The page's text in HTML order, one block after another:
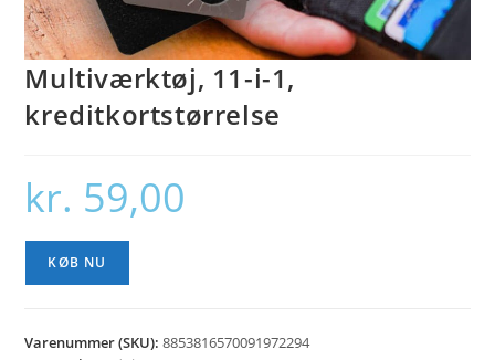
Multiværktøj, 11-i-1,
kreditkortstørrelse
kr. 59,00
KØB NU
Varenummer (SKU):8853816570091972294